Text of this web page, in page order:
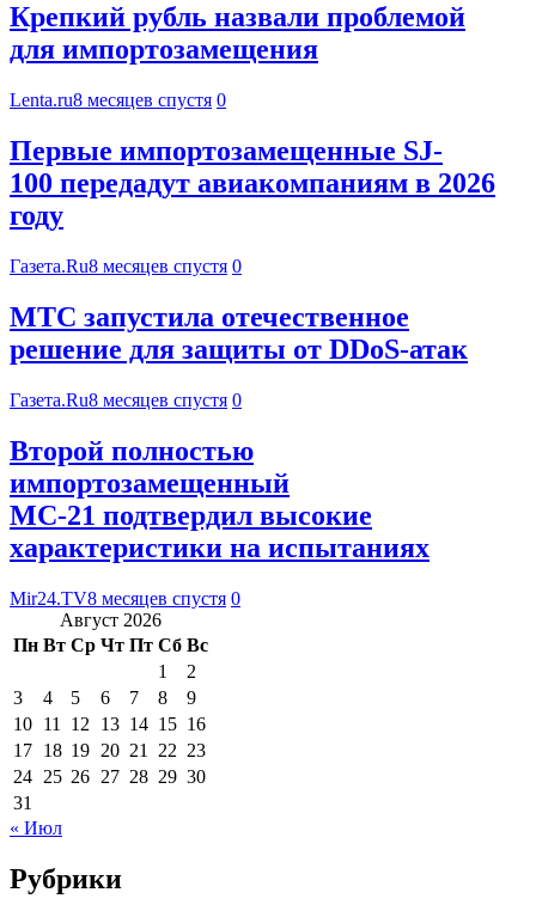
Крепкий рубль назвали проблемой
для импортозамещения
Lenta.ru8 месяцев спустя 0
Первые импортозамещенные SJ-
100 передадут авиакомпаниям в 2026
году
Газета.Ru8 месяцев спустя 0
МТС запустила отечественное
решение для защиты от DDoS-атак
Газета.Ru8 месяцев спустя 0
Второй полностью
импортозамещенный
МС-21 подтвердил высокие
характеристики на испытаниях
Mir24.TV8 месяцев спустя 0
Август 2026
Пн Вт Ср Чт Пт Сб Вс
1
2
3
4 5 6 7 8
9
10 11 12 13 14 15 16
17 18 19 20 21 22 23
24 25 26 27 28 29 30
31
« Июл
Рубрики